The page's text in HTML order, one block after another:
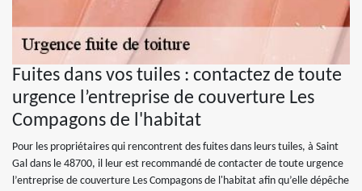
Fuites dans vos tuiles : contactez de toute
urgence l’entreprise de couverture Les
Compagons de l'habitat
Pour les propriétaires qui rencontrent des fuites dans leurs tuiles, à Saint
Gal dans le 48700, il leur est recommandé de contacter de toute urgence
l’entreprise de couverture Les Compagons de l'habitat afin qu’elle dépêche